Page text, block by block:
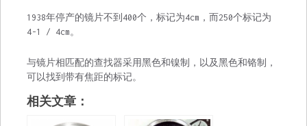
1938年停产的镜片不到400个，标记为4cm，而250个标记为
4-1 / 4cm。
与镜片相匹配的查找器采用黑色和镍制，以及黑色和铬制，
可以找到带有焦距的标记。
相关文章：